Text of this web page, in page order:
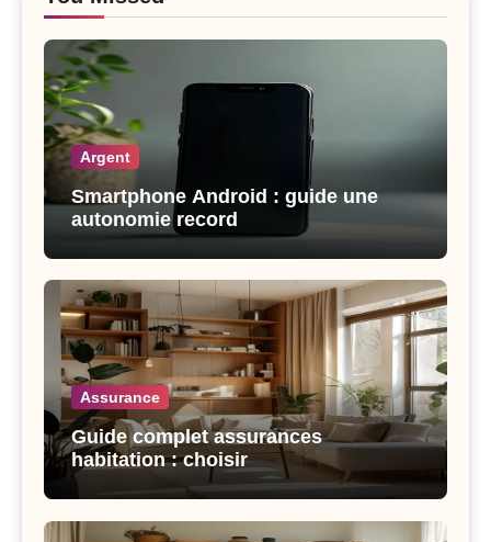
Argent
Smartphone Android : guide une
autonomie record
Assurance
Guide complet assurances
habitation : choisir